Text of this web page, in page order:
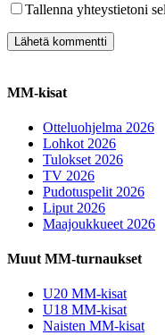
Tallenna yhteystietoni
MM-kisat
Otteluohjelma 2026
Lohkot 2026
Tulokset 2026
TV 2026
Pudotuspelit 2026
Liput 2026
Maajoukkueet 2026
Muut MM-turnaukset
U20 MM-kisat
U18 MM-kisat
Naisten MM-kisat